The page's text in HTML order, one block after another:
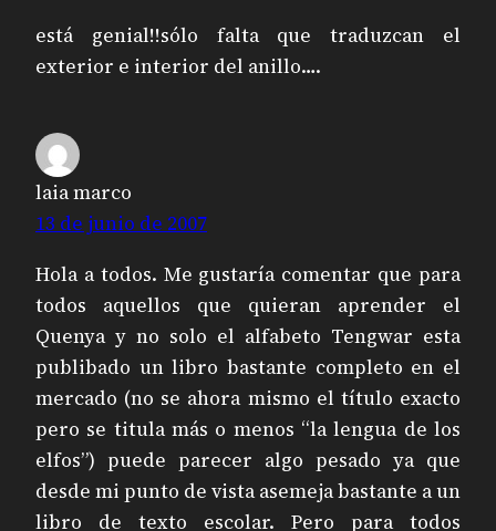
está genial!!sólo falta que traduzcan el
exterior e interior del anillo….
laia marco
13 de junio de 2007
Hola a todos. Me gustaría comentar que para
todos aquellos que quieran aprender el
Quenya y no solo el alfabeto Tengwar esta
publibado un libro bastante completo en el
mercado (no se ahora mismo el título exacto
pero se titula más o menos “la lengua de los
elfos”) puede parecer algo pesado ya que
desde mi punto de vista asemeja bastante a un
libro de texto escolar. Pero para todos